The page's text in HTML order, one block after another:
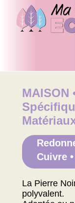
MAISON
Cuivre
La Pierre
polyvalent.